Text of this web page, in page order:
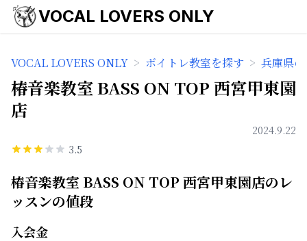
VOCAL LOVERS ONLY
VOCAL LOVERS ONLY > ボイトレ教室を探す > 兵庫県
椿音楽教室 BASS ON TOP 西宮甲東園
店
2024.9.22
3.5
椿音楽教室 BASS ON TOP 西宮甲東園店のレ
ッスンの値段
入会金